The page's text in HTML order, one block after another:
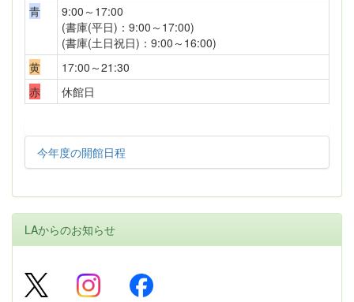
青
9:00～17:00
(書庫(平日)：9:00～17:00)
(書庫(土日祝日)：9:00～16:00)
黄
17:00～21:30
赤
休館日
今年度の開館日程
LAからのお知らせ